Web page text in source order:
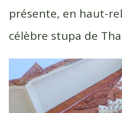
présente, en haut-
célèbre stupa de